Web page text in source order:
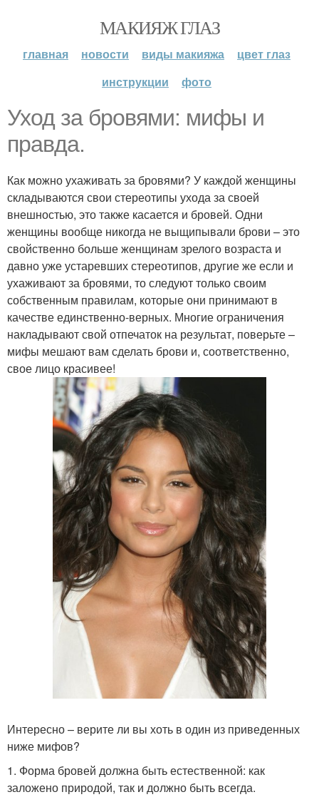
МАКИЯЖ ГЛАЗ
главная новости виды макияжа
цвет глаз
инструкции
фото
Уход за бровями: мифы и
правда.
Как можно ухаживать за бровями? У каждой женщины
складываются свои стереотипы ухода за своей
внешностью, это также касается и бровей. Одни
женщины вообще никогда не выщипывали брови – это
свойственно больше женщинам зрелого возраста и
давно уже устаревших стереотипов, другие же если и
ухаживают за бровями, то следуют только своим
собственным правилам, которые они принимают в
качестве единственно-верных. Многие ограничения
накладывают свой отпечаток на результат, поверьте –
мифы мешают вам сделать брови и, соответственно,
свое лицо красивее!
Интересно – верите ли вы хоть в один из приведенных
ниже мифов?
1. Форма бровей должна быть естественной: как
заложено природой, так и должно быть всегда.